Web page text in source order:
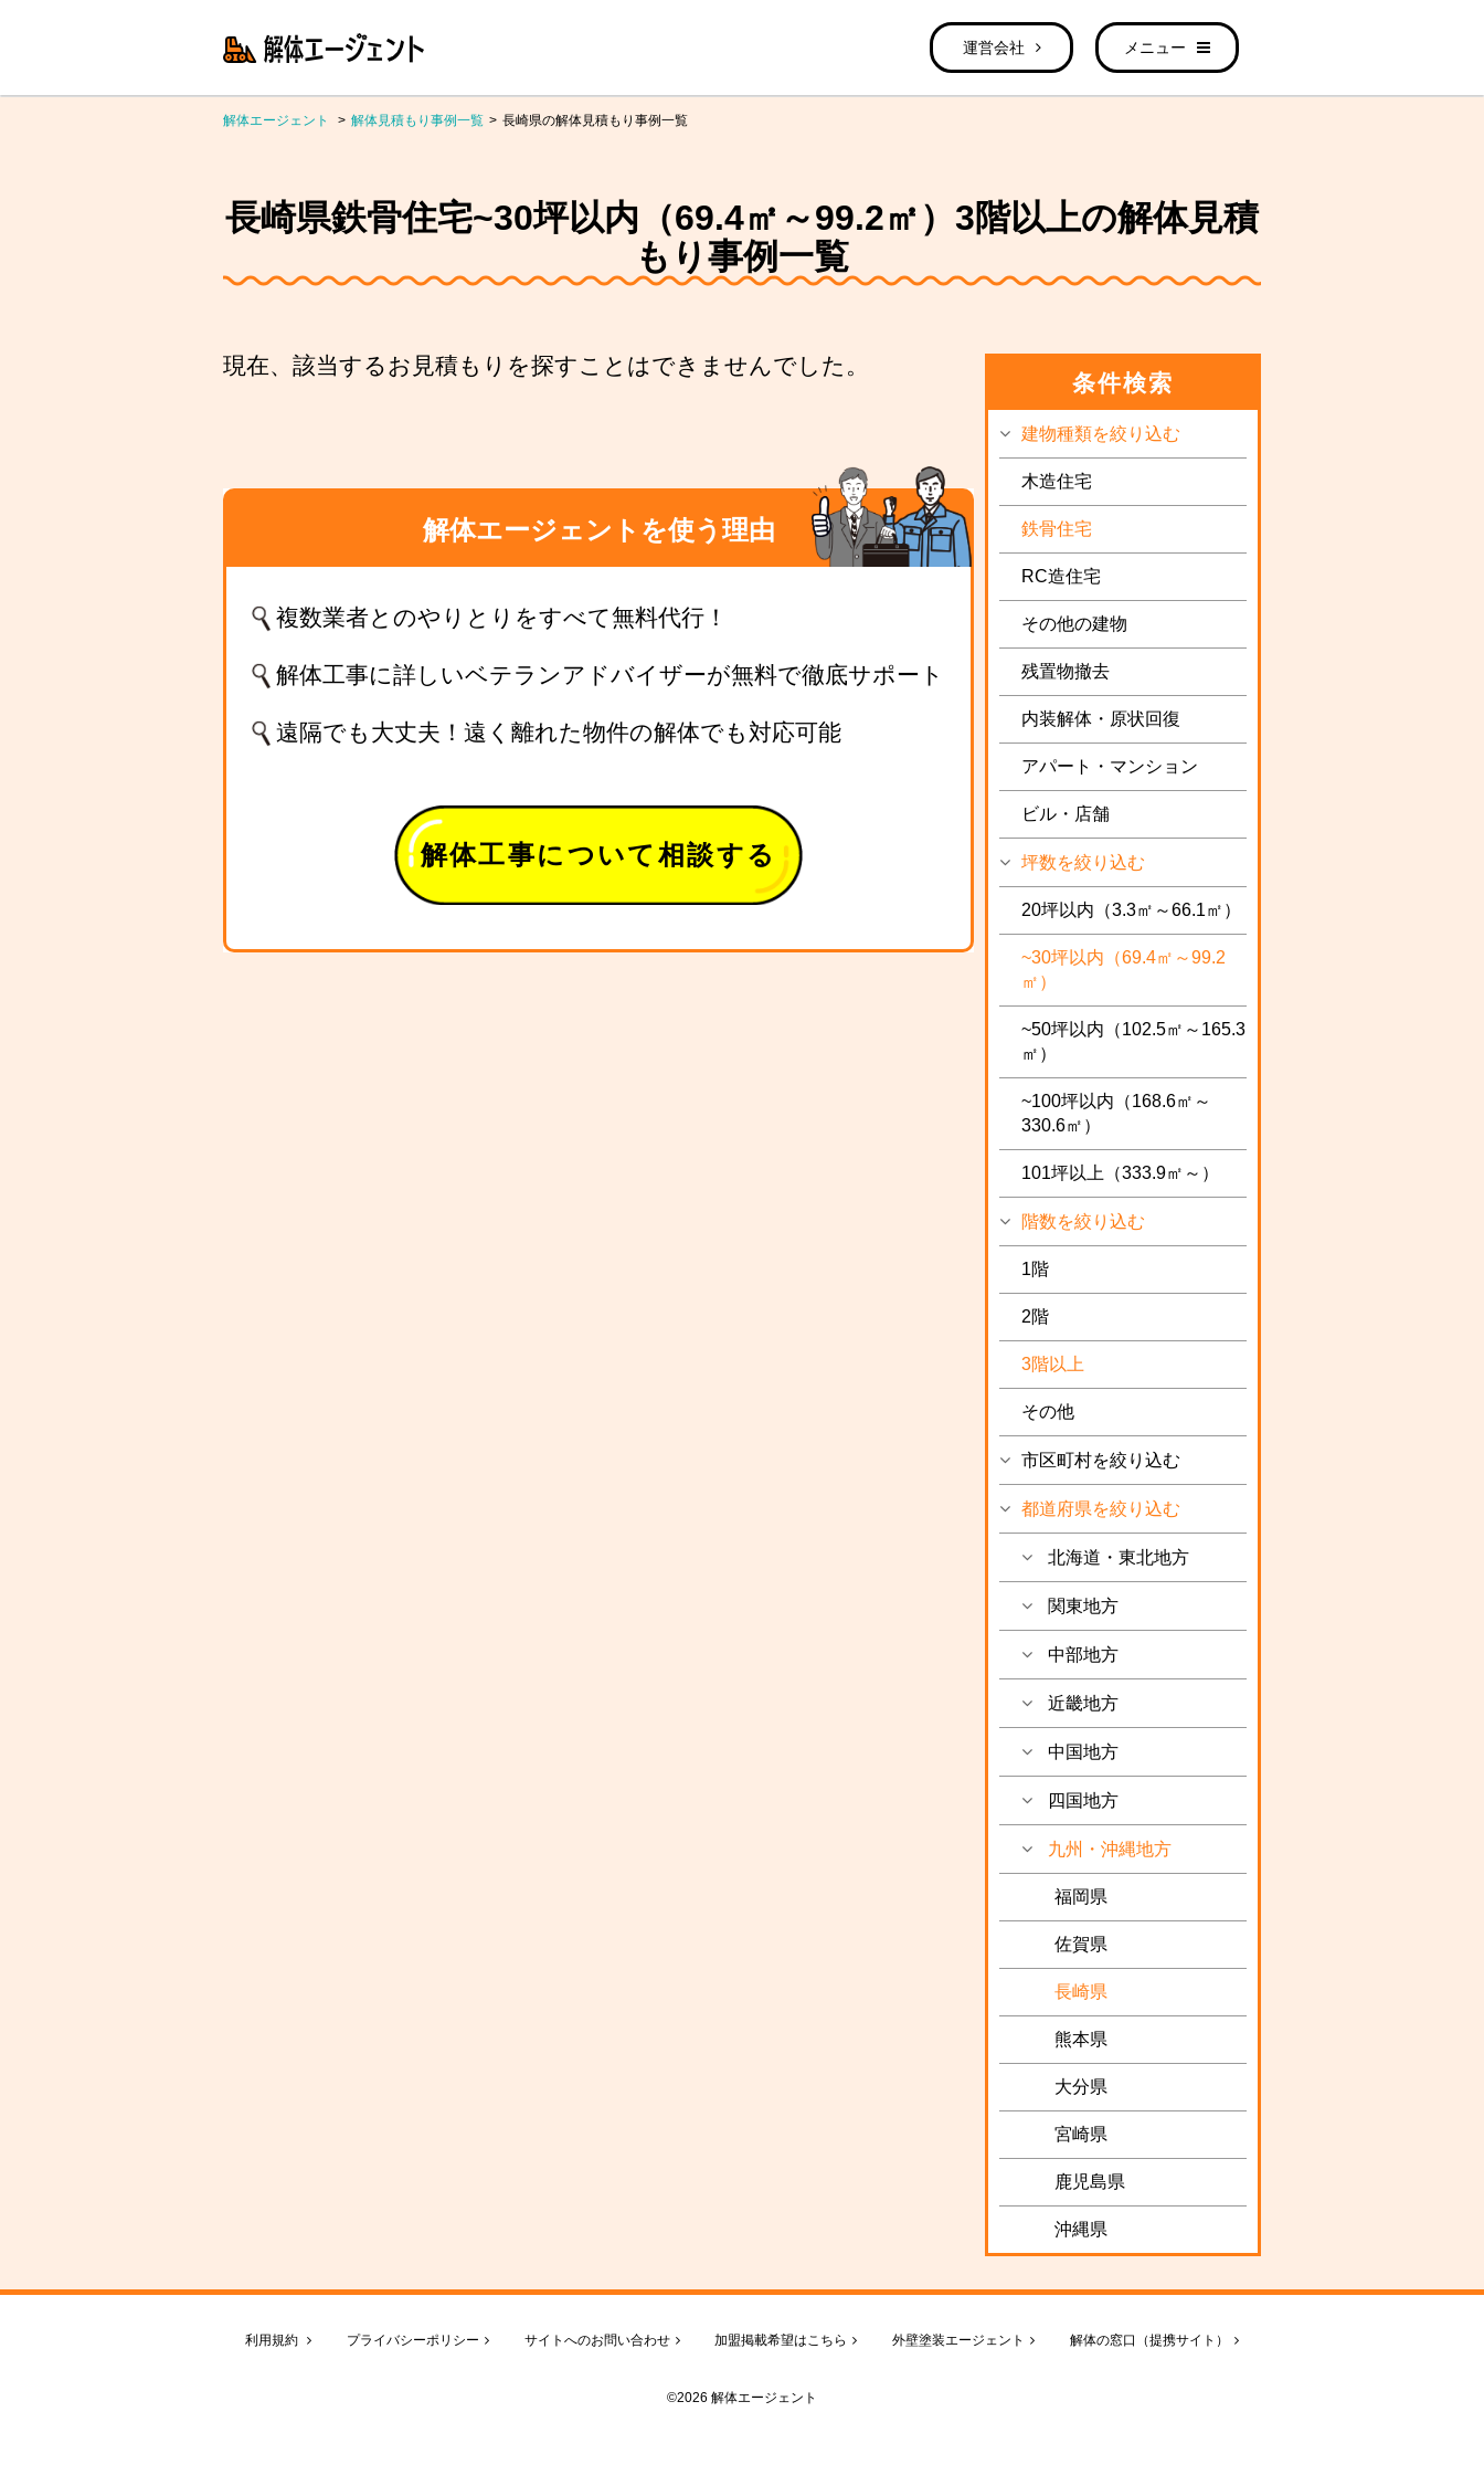
運営会社 メニュー
解体エージェント 解体見積もり事例一覧 長崎県の解体見積もり事例一覧
長崎県鉄骨住宅~30坪以内（69.4㎡～99.2㎡）3階以上の解体見積
もり事例一覧
現在、該当するお見積もりを探すことはできませんでした。
解体エージェントを使う理由
複数業者とのやりとりをすべて無料代行！
解体工事に詳しいベテランアドバイザーが無料で徹底サポート
遠隔でも大丈夫！遠く離れた物件の解体でも対応可能
解体工事について相談する
条件検索
建物種類を絞り込む
木造住宅
鉄骨住宅
RC造住宅
その他の建物
残置物撤去
内装解体・原状回復
アパート・マンション
ビル・店舗
坪数を絞り込む
20坪以内（3.3㎡～66.1㎡）
~30坪以内（69.4㎡～99.2
㎡）
~50坪以内（102.5㎡～165.3
㎡）
~100坪以内（168.6㎡～
330.6㎡）
101坪以上（333.9㎡～）
階数を絞り込む
1階
2階
3階以上
その他
市区町村を絞り込む
都道府県を絞り込む
北海道・東北地方
関東地方
中部地方
近畿地方
中国地方
四国地方
九州・沖縄地方
福岡県
佐賀県
長崎県
熊本県
大分県
宮崎県
鹿児島県
沖縄県
利用規約 プライバシーポリシー サイトへのお問い合わせ 加盟掲載希望はこちら 外壁塗装エージェント 解体の窓口（提携サイト）
©2026 解体エージェント